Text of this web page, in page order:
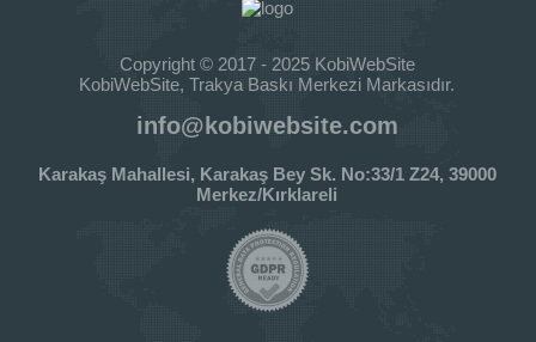
Copyright © 2017 - 2025 KobiWebSite
KobiWebSite, Trakya Baskı Merkezi Markasıdır.
info@kobiwebsite.com
Karakaş Mahallesi, Karakaş Bey Sk. No:33/1 Z24, 39000
Merkez/Kırklareli